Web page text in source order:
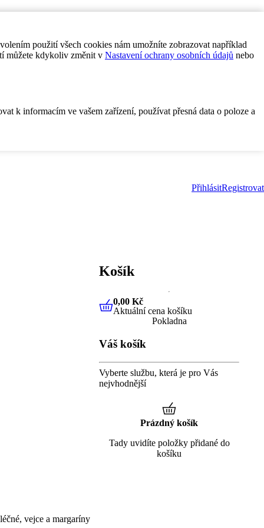
použití všech cookies nám umožníte zobrazovat například
můžete kdykoliv změnit v Nastavení ochrany osobních údajů nebo
k informacím ve vašem zařízení, používat přesná data o poloze a
PřihlásitRegistrovat
vejce a margaríny
Košík
0,00 KčAktuální cena košíku
0,00 Kč
Aktuální cena košíku
Pokladna
Váš košík
Vyberte službu, která je pro Vás
nejvhodnější
Prázdný košík
Tady uvidíte položky přidané do
košíku